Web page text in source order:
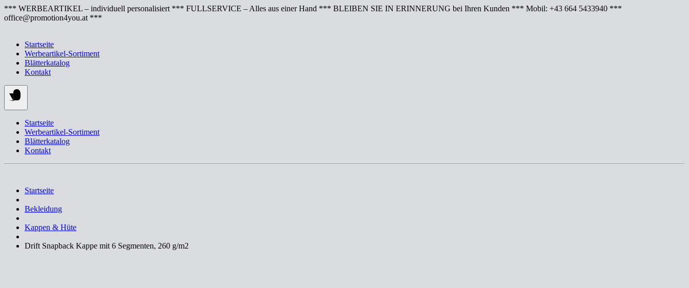
Springe
zum
*** WERBEARTIKEL – individuell personalisiert *** FULLSERVICE – Alles aus einer Hand *** BLEIBEN SIE IN ERINNERUNG bei Ihren Kunden *** Mobil: +43 664 5433940 ***
office@promotion4you.at ***
Startseite
Werbeartikel-Sortiment
Blätterkatalog
Kontakt
Startseite
Werbeartikel-Sortiment
Blätterkatalog
Kontakt
Startseite
Bekleidung
Kappen & Hüte
Drift Snapback Kappe mit 6 Segmenten, 260 g/m2